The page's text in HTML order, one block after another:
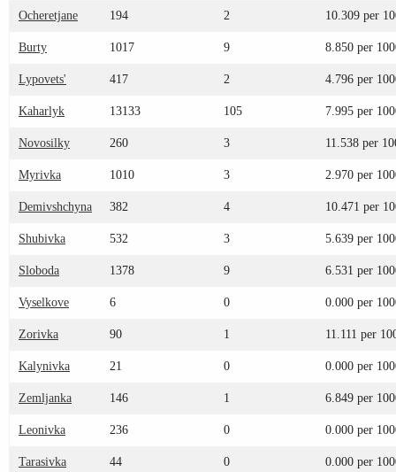
Ocheretjane 194 2 10.309 per
Burty 1017 9 8.850 per
Lypovets' 417 2 4.796 per
Kaharlyk 13133 105 7.995 per
Novosilky 260 3 11.538 per
Myrivka 1010 3 2.970 per
Demivshchyna 382 4 10.471 per
Shubivka 532 3 5.639 per
Sloboda 1378 9 6.531 per
Vyselkove 6 0 0.000 per
Zorivka 90 1 11.111 per
Kalynivka 21 0 0.000 per
Zemljanka 146 1 6.849 per
Leonivka 236 0 0.000 per
Tarasivka 44 0 0.000 per